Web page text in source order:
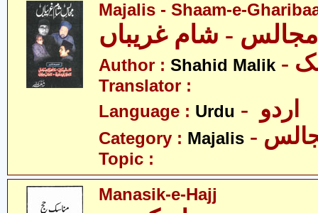
Majalis - Shaam-e-
مجالس - شام غریباں
Author : Shahid Malik
Translator :
Language : Urdu
Category : Majalis
Topic :
Manasik-e-Hajj